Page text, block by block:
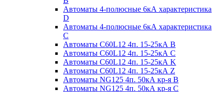
Автоматы 4-полюсные 6кА характеристика
D
Автоматы 4-полюсные 6кА характеристика
С
Автоматы C60L12 4п. 15-25кА B
Автоматы C60L12 4п. 15-25кА C
Автоматы C60L12 4п. 15-25кА K
Автоматы C60L12 4п. 15-25кА Z
Автоматы NG125 4п. 50кА кр-я B
Автоматы NG125 4п. 50кА кр-я C